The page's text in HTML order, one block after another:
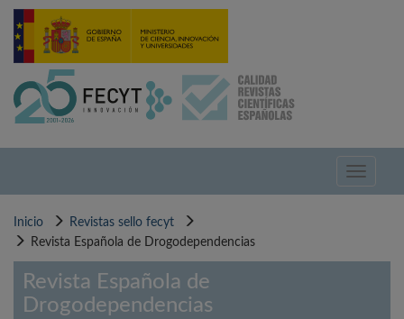
Pasar
contenido
Toggle
Inicio
Revistas sello fecyt
Revista Española de Drogodependencias
Revista Española de
Drogodependencias